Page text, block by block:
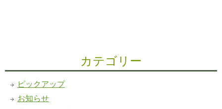
カテゴリー
ピックアップ
お知らせ